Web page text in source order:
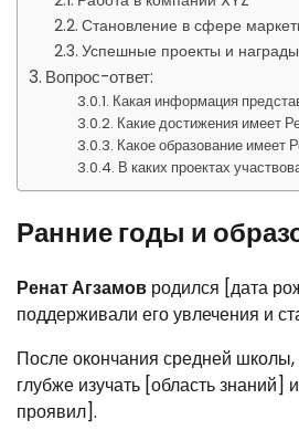
Становление в сфере
Успешные проекты и награды
Вопрос-ответ:
Какая информация
Какие достижения имеет
Какое образование имеет
В каких проектах
Ранние годы и
Ренат Агзамов родился [дата
поддерживали его увлечения и
После окончания средней
глубже изучать [область
проявил].